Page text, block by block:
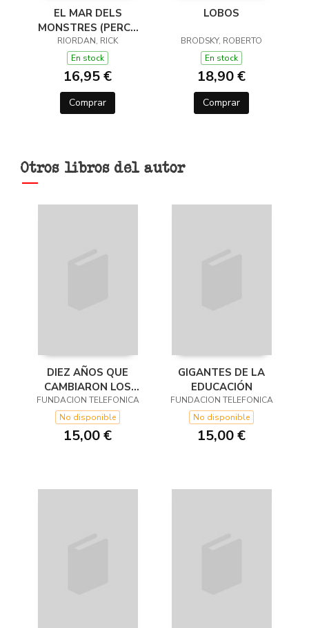
EL MAR DELS
MONSTRES (PERCY
JACKSON I ELS DÉUS
DE L'OLIMP 2)
RIORDAN, RICK
En stock
16,95 €
Comprar
LOBOS
BRODSKY, ROBERTO
En stock
18,90 €
Comprar
Otros libros del autor
DIEZ AÑOS QUE
CAMBIARON LOS
MEDIOS: 2007-2017
FUNDACION TELEFONICA
No disponible
15,00 €
GIGANTES DE LA
EDUCACIÓN
FUNDACION TELEFONICA
No disponible
15,00 €